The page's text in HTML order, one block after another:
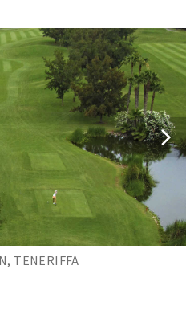
TENERIFFA